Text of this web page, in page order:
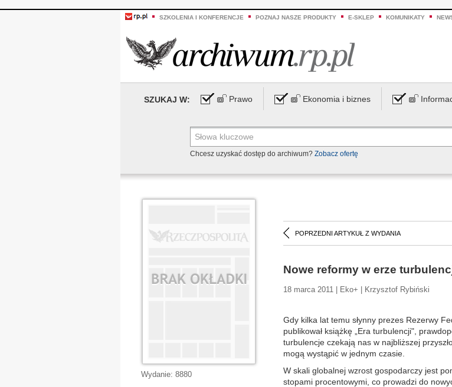
SZKOLENIA I KONFERENCJE POZNAJ NASZE PRODUKTY E-SKLEP KOMUNIKATY
SZUKAJ W: Prawo Ekonomia i biznes
Chcesz uzyskać dostęp do archiwum? Zobacz ofertę
POPRZEDNI ARTYKUŁ Z WYDANIA
Nowe reformy w erze
18 marca 2011 | Eko+ | Krzysztof Rybiński
Gdy kilka lat temu słynny prezes Rezerwy
publikował książkę „Era turbulencji",
turbulencje czekają nas w najbliższej
mogą wystąpić w jednym czasie.
W skali globalnej wzrost gospodarczy jest
stopami procentowymi, co prowadzi do
Wydanie: 8880